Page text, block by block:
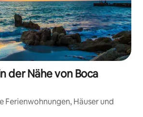
der Nähe von Boca
Ferienwohnungen, Häuser und